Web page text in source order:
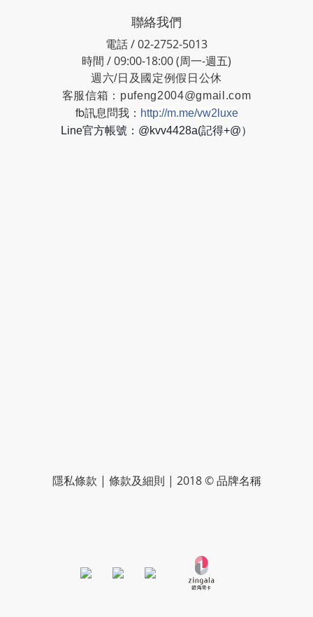
聯絡我們
電話 / 02-2752-5013
時間 / 09:00-18:00 (周一-週五)
週六/日及國定例假日公休
客服信箱： pufeng2004@gmail.com
fb訊息問我： http://m.me/vw2luxe
Line官方帳號：@kvv4428a(記得+@）
隱私條款 | 條款及細則 | 2018 © 品牌名稱